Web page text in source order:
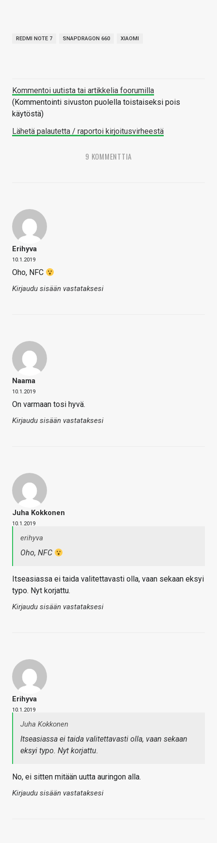
REDMI NOTE 7 SNAPDRAGON 660 XIAOMI
Kommentoi uutista tai artikkelia foorumilla
(Kommentointi sivuston puolella toistaiseksi pois
käytöstä)
Lähetä palautetta / raportoi kirjoitusvirheestä
9 KOMMENTTIA
Erihyva
10.1.2019
Oho, NFC
Kirjaudu sisään vastataksesi
Naama
10.1.2019
On varmaan tosi hyvä.
Kirjaudu sisään vastataksesi
Juha Kokkonen
10.1.2019
erihyva
Oho, NFC
Itseasiassa ei taida valitettavasti olla, vaan sekaan eksyi
typo. Nyt korjattu.
Kirjaudu sisään vastataksesi
Erihyva
10.1.2019
Juha Kokkonen
Itseasiassa ei taida valitettavasti olla, vaan sekaan
eksyi typo. Nyt korjattu.
No, ei sitten mitään uutta auringon alla.
Kirjaudu sisään vastataksesi